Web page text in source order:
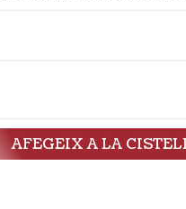
AFEGEIX A LA